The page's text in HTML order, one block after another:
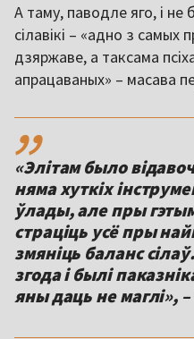
А таму, паводле яго, і
сілавікі – «адно з самых
дзяржаве, а таксама
апрацаваных» – масава
,,
«Элітам было
няма хуткіх
ўлады, але пры
страціць усё пры
змяніць баланс
згода і былі
яны даць не маглі»,